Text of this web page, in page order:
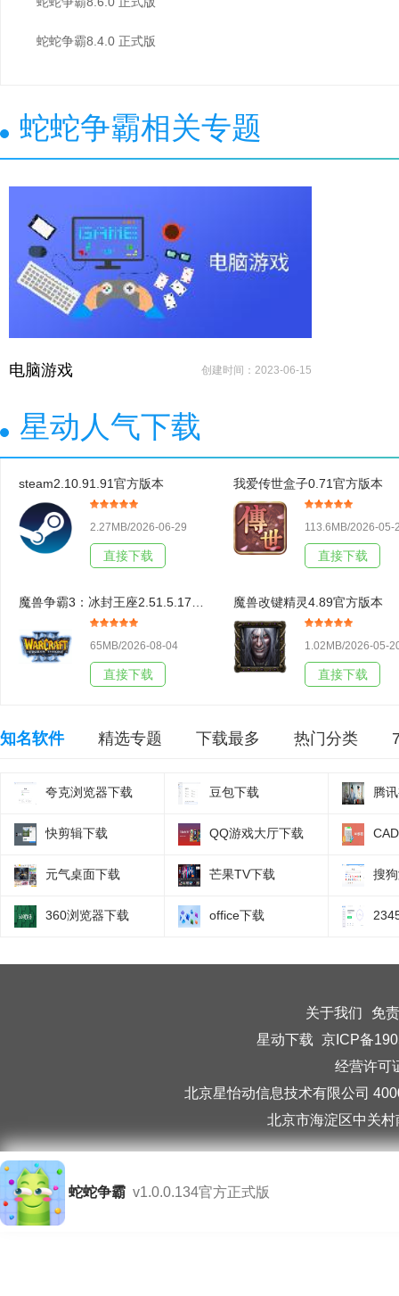
蛇蛇争霸8.4.0 正式版
蛇蛇争霸相关专题
电脑游戏 创建时间：2023-06-15
星动人气下载
steam2.10.91.91官方版本
2.27MB/2026-06-29
直接下载
我爱传世盒子0.71官方版本
113.6MB/2026-05-
直接下载
65MB/2026-08-04
直接下载
魔兽改键精灵4.89官方版本
1.02MB/2026-05-
直接下载
知名软件 精选专题 下载最多 热门分类
夸克浏览器下载 豆包下载 腾
快剪辑下载 QQ游戏大厅下载
元气桌面下载 芒果TV下载 搜
360浏览器下载 office下载
关于我们
免
星动下载 京ICP备
经营许可
北京星怡动信息技术有限公司
北京市海淀区中关
蛇蛇争霸 v1.0.0.134官方正式版